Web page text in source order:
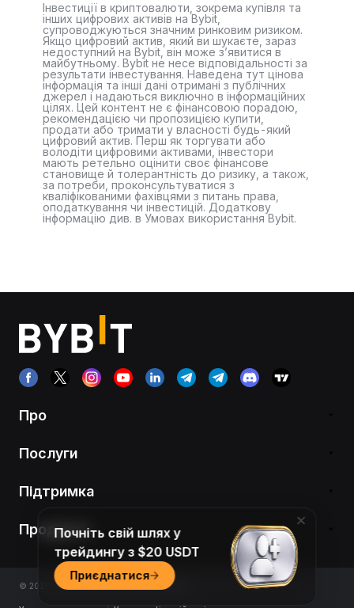
Інвестиції в криптовалюти, зокрема купівля та
інших цифрових активів на Bybit,
супроводжуються значним ринковим ризиком.
Якщо цифровий актив, який ви шукаєте, зараз
недоступний на Bybit, він може з’явитися в
майбутньому. Bybit не несе відповідальності за
результати інвестування. Наведена тут цінова
інформація та інші дані отримані з публічних
джерел і надаються виключно в інформаційних
цілях. Цей контент не є фінансовою порадою,
рекомендацією чи пропозицією купити,
продати або тримати у власності будь-який
цифровий актив. Перш як торгувати або
володіти цифровими активами, інвестори
мають ретельно оцінити своє фінансове
становище й толерантність до ризику, а також,
за потреби, проконсультуватися з
кваліфікованими фахівцями з питань права,
оподаткування чи інвестицій. Додаткову
інформацію див. в Умовах використання Bybit.
Про
Послуги
Підтримка
Продукти
© 2018-2026 Bybit.com. All rights reserved.
Почніть свій шлях у
трейдингу з $20 USDT
Приєднатися